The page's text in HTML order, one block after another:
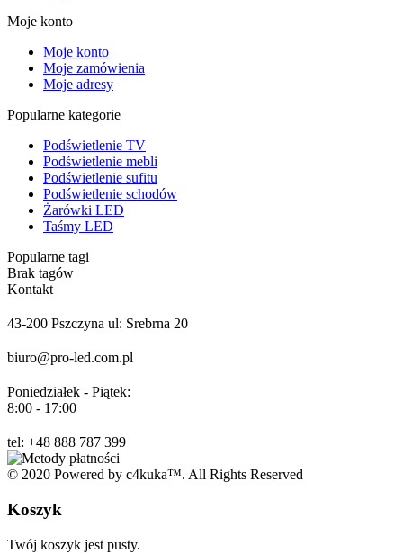
Moje konto
Moje konto
Moje zamówienia
Moje adresy
Popularne kategorie
Podświetlenie TV
Podświetlenie mebli
Podświetlenie sufitu
Podświetlenie schodów
Żarówki LED
Taśmy LED
Popularne tagi
Brak tagów
Kontakt
43-200 Pszczyna ul: Srebrna 20
biuro@pro-led.com.pl
Poniedziałek - Piątek:
8:00 - 17:00
tel: +48 888 787 399
© 2020 Powered by c4kuka™. All Rights Reserved
Koszyk
Twój koszyk jest pusty.